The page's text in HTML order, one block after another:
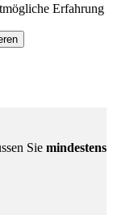
Erfahrung
Sie mindestens